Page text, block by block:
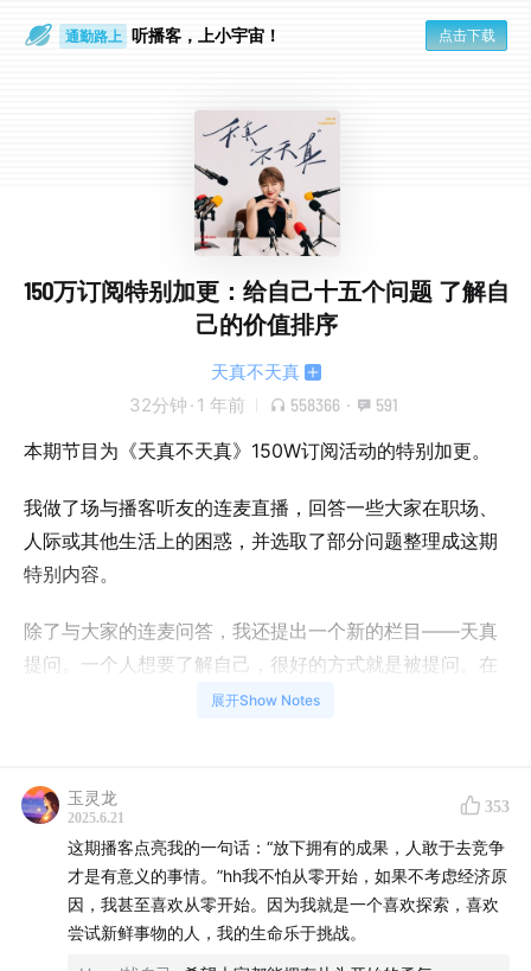
通勤路上 听播客，上小宇宙！ 点击下载
150万订阅特别加更：给自己十五个问题 了解自
己的价值排序
天真不天真
32分钟 · 1 年前 558366 · 591
本期节目为《天真不天真》150W订阅活动的特别加更。
我做了场与播客听友的连麦直播，回答一些大家在职场、
人际或其他生活上的困惑，并选取了部分问题整理成这期
特别内容。
除了与大家的连麦问答，我还提出一个新的栏目——天真
提问。一个人想要了解自己，很好的方式就是被提问。在
节目的开始，我提了关于自我探索的15个问题，当你认真
00:35 「天真15问」与自己对话，找到真答案
你对工作现状满意吗？
事情or人，哪个给你的满足更大？
如果是你的敌人，说什么话最能够拿捏你？
独自吃饭时，什么样的同性or异性来加入你，你会允
展开Show Notes
玉灵龙
2025.6.21
353
这期播客点亮我的一句话：“放下拥有的成果，人敢于去竞争
才是有意义的事情。”hh我不怕从零开始，如果不考虑经济原
因，我甚至喜欢从零开始。因为我就是一个喜欢探索，喜欢
尝试新鲜事物的人，我的生命乐于挑战。